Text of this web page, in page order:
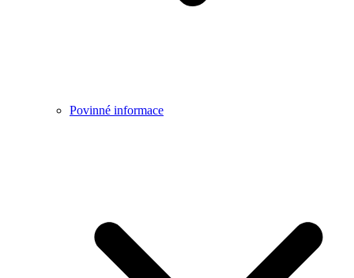
Povinné informace